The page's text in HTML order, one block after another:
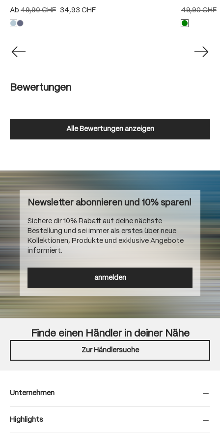
Ab 49,90 CHF 34,93 CHF 49,90 CHF
Bewertungen
Alle Bewertungen anzeigen
Newsletter abonnieren und 10% sparen!
Sichere dir 10% Rabatt auf deine nächste
Bestellung und sei immer als erstes über neue
Kollektionen, Produkte und exklusive Angebote
informiert.
anmelden
Finde einen Händler in deiner Nähe
Zur Händlersuche
Unternehmen
Highlights